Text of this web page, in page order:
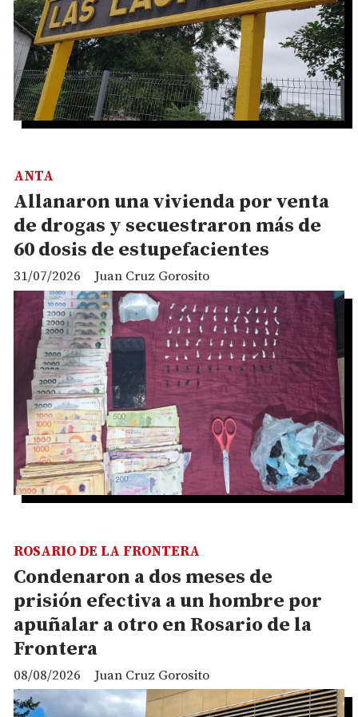
Allanaron una vivienda por venta
de drogas y secuestraron más de
60 dosis de estupefacientes
Juan Cruz Gorosito
ANTA
31/07/2026
Condenaron a dos meses de
prisión efectiva a un hombre por
apuñalar a otro en Rosario de la
Frontera
Juan Cruz Gorosito
ROSARIO DE LA FRONTERA
08/08/2026